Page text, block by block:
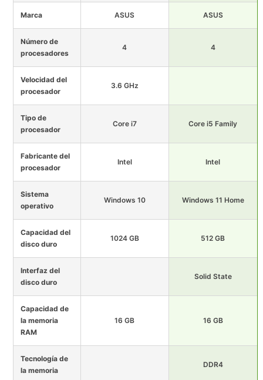
Marca ASUS ASUS
Número de
procesadores
4 4
Velocidad del
procesador
3.6 GHz
Tipo de
procesador
Core i7 Core i5 Family
Fabricante del
procesador
Intel Intel
Sistema
operativo
Windows 10 Windows 11 Home
Capacidad del
disco duro
1024 GB 512 GB
Interfaz del
disco duro
Solid State
Capacidad de
la memoria
RAM
16 GB 16 GB
Tecnología de
la memoria
DDR4